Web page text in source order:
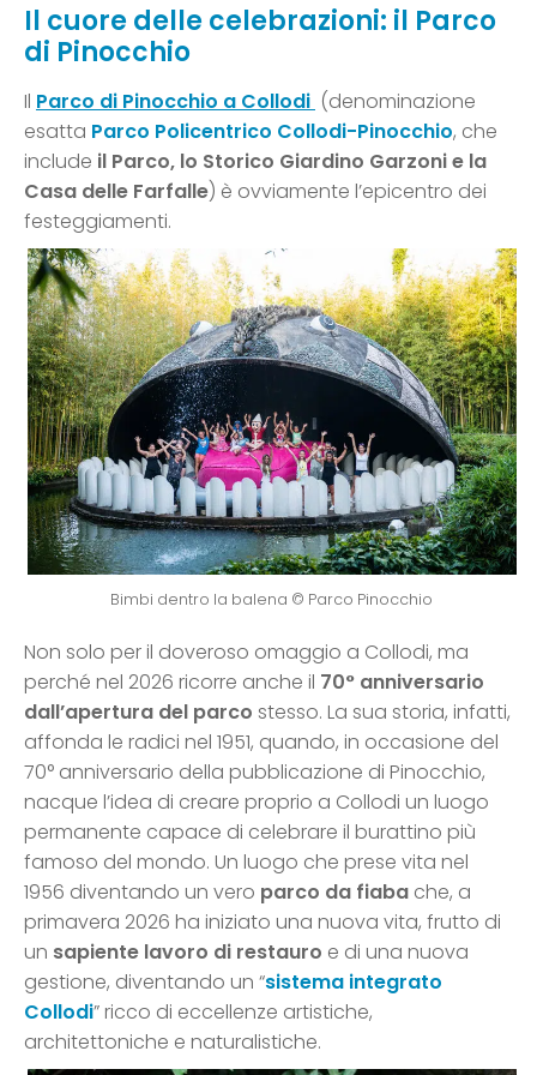
Il cuore delle celebrazioni: il Parco
di Pinocchio
Il Parco di Pinocchio a Collodi (denominazione
esatta Parco Policentrico Collodi-Pinocchio, che
include il Parco, lo Storico Giardino Garzoni e la
Casa delle Farfalle) è ovviamente l’epicentro dei
festeggiamenti.
Bimbi dentro la balena © Parco Pinocchio
Non solo per il doveroso omaggio a Collodi, ma
perché nel 2026 ricorre anche il 70° anniversario
dall’apertura del parco stesso. La sua storia, infatti,
affonda le radici nel 1951, quando, in occasione del
70° anniversario della pubblicazione di Pinocchio,
nacque l’idea di creare proprio a Collodi un luogo
permanente capace di celebrare il burattino più
famoso del mondo. Un luogo che prese vita nel
1956 diventando un vero parco da fiaba che, a
primavera 2026 ha iniziato una nuova vita, frutto di
un sapiente lavoro di restauro e di una nuova
gestione, diventando un “sistema integrato
Collodi” ricco di eccellenze artistiche,
architettoniche e naturalistiche.